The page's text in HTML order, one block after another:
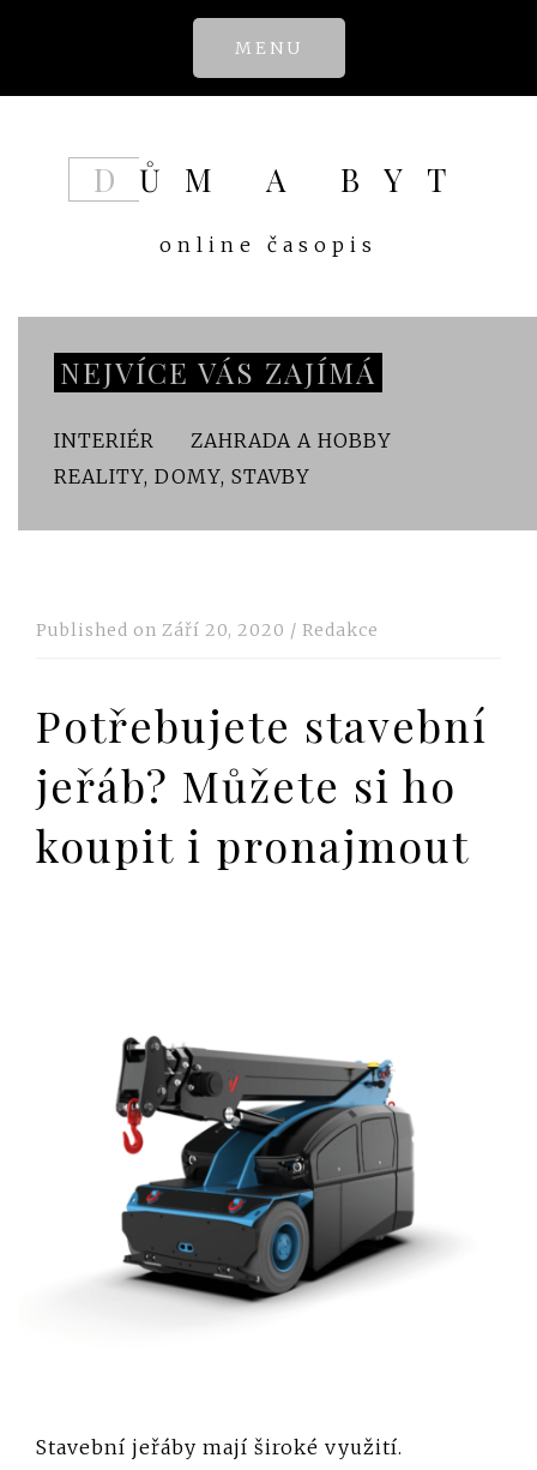
content
MENU
DŮM A BYT
online časopis
NEJVÍCE VÁS ZAJÍMÁ
INTERIÉR
ZAHRADA A HOBBY
REALITY, DOMY, STAVBY
Published on Září 20, 2020 / Redakce
Potřebujete stavební
jeřáb? Můžete si ho
koupit i pronajmout
Stavební jeřáby mají široké využití.